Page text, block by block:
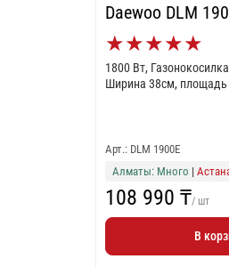
Daewoo DLM
★★★★★
1800 Вт,
Ширина 38см,
Арт.: DLM 1900E
Алматы: Много |
108 990 ₸/ шт
В